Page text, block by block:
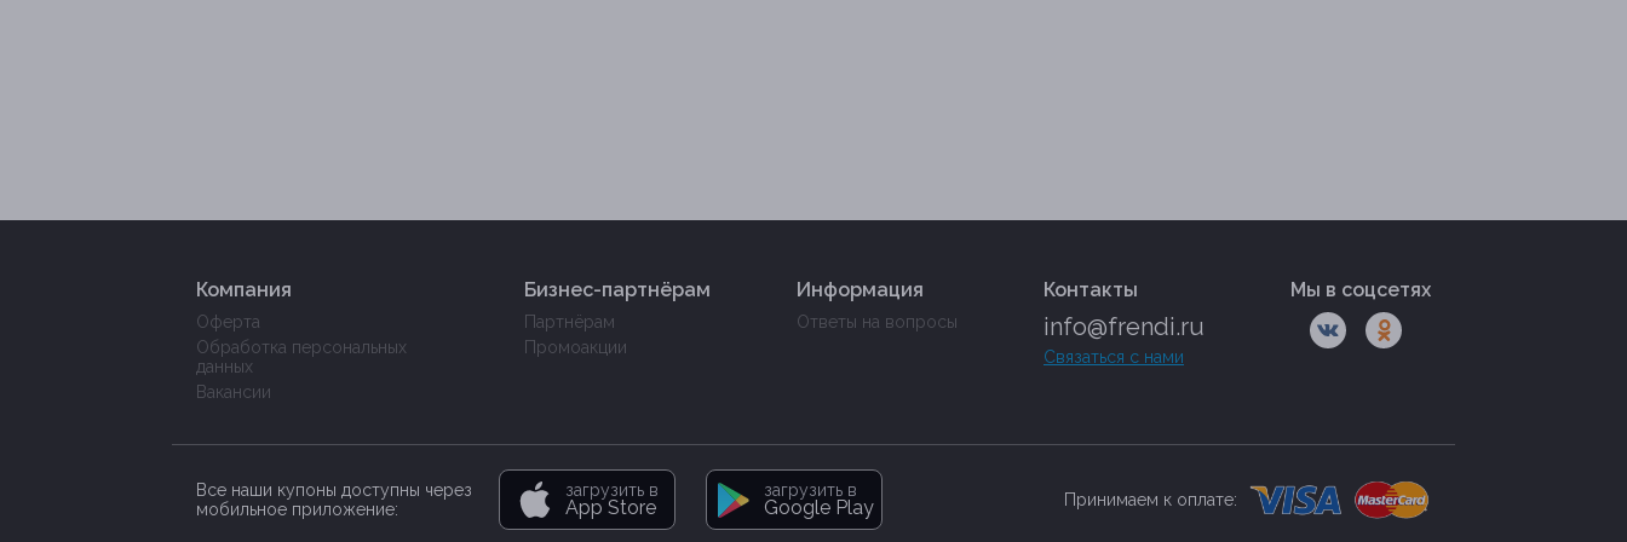
Компания
Оферта
Обработка персональных
данных
Вакансии
Бизнес-партнёрам
Партнёрам
Промоакции
Информация
Ответы на вопросы
Контакты
info@frendi.ru
Связаться с нами
Мы в соцсетях
Все наши купоны доступны через
мобильное приложение:
загрузить в
App Store
загрузить в
Google Play Принимаем к оплате: